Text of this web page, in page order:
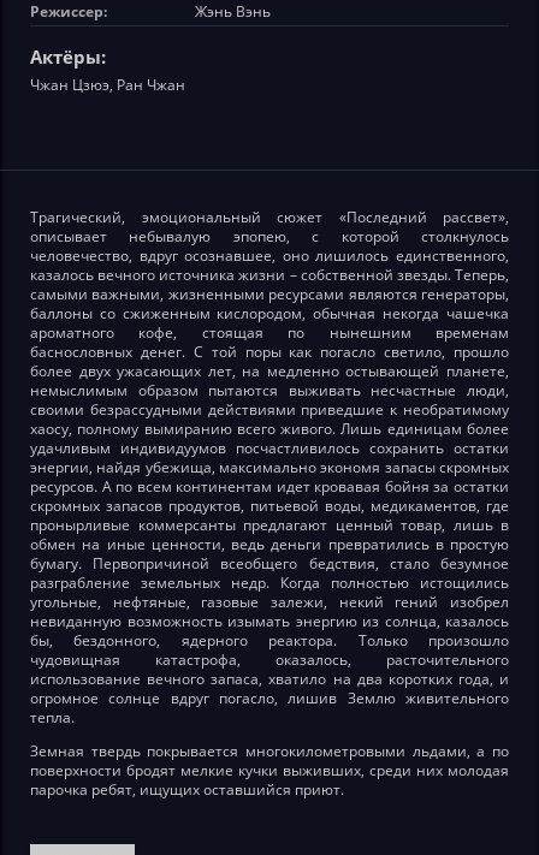
Режиссер:
Жэнь Вэнь
Актёры:
Чжан Цзюэ, Ран Чжан
Трагический, эмоциональный сюжет «Последний рассвет»,
описывает небывалую эпопею, с которой столкнулось
человечество, вдруг осознавшее, оно лишилось единственного,
казалось вечного источника жизни – собственной звезды. Теперь,
самыми важными, жизненными ресурсами являются генераторы,
баллоны со сжиженным кислородом, обычная некогда чашечка
ароматного кофе, стоящая по нынешним временам
баснословных денег. С той поры как погасло светило, прошло
более двух ужасающих лет, на медленно остывающей планете,
немыслимым образом пытаются выживать несчастные люди,
своими безрассудными действиями приведшие к необратимому
хаосу, полному вымиранию всего живого. Лишь единицам более
удачливым индивидуумов посчастливилось сохранить остатки
энергии, найдя убежища, максимально экономя запасы скромных
ресурсов. А по всем континентам идет кровавая бойня за остатки
скромных запасов продуктов, питьевой воды, медикаментов, где
пронырливые коммерсанты предлагают ценный товар, лишь в
обмен на иные ценности, ведь деньги превратились в простую
бумагу. Первопричиной всеобщего бедствия, стало безумное
разграбление земельных недр. Когда полностью истощились
угольные, нефтяные, газовые залежи, некий гений изобрел
невиданную возможность изымать энергию из солнца, казалось
бы, бездонного, ядерного реактора. Только произошло
чудовищная катастрофа, оказалось, расточительного
использование вечного запаса, хватило на два коротких года, и
огромное солнце вдруг погасло, лишив Землю живительного
тепла.
Земная твердь покрывается многокилометровыми льдами, а по
поверхности бродят мелкие кучки выживших, среди них молодая
парочка ребят, ищущих оставшийся приют.